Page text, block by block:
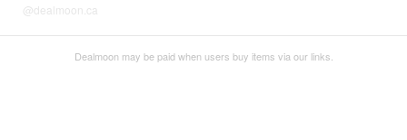
@dealmoon.ca
Dealmoon may be paid when users buy items via our links.